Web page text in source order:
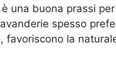
una buona prassi
spesso
la